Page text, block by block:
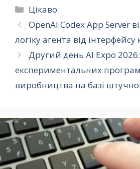
Категорії
Цікаво
OpenAI Codex App Server
логіку агента від
Другий день AI Expo 2026:
експериментальних
виробництва на базі